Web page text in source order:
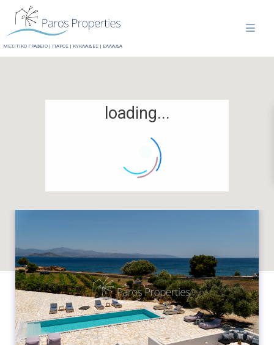
ΜΕΣΙΤΙΚΟ ΓΡΑΦΕΙΟ | ΠΑΡΟΣ | ΚΥΚΛΑΔΕΣ | ΕΛΛΑΔΑ
loading...